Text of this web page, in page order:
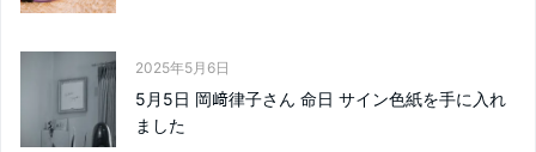
2025年5月6日
5月5日 岡﨑律子さん 命日 サイン色紙を手に入れ
ました